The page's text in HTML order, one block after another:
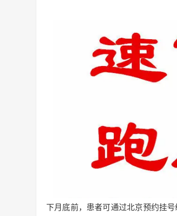
下月底前，患者可通过北京预约挂